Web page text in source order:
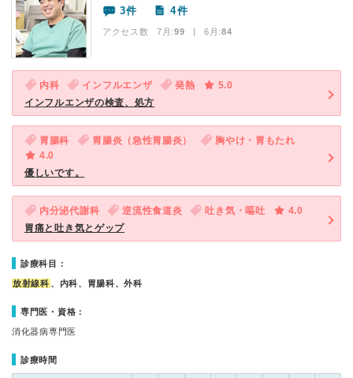
3件 4件
アクセス数 7月:99 | 6月:84
内科 インフルエンザ 発熱
5.0
インフルエンザの検査、処方
胃腸科 胃腸炎（急性胃腸炎）
胸やけ・胃もたれ
4.0
優しいです。
内分泌代謝科 逆流性食道炎 吐き気・嘔吐
4.0
胃痛と吐き気とゲップ
診療科目：
放射線科 、内科、胃腸科、外科
専門医・資格：
消化器病専門医
診療時間